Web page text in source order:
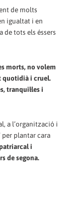
de molts
igualtat i en
tots els éssers
morts, no volem
quotidià i cruel.
tranquil·les i
a l’organització i
per plantar cara
i
de segona.